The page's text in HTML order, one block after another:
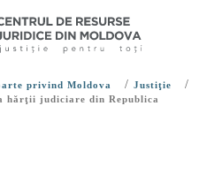
privind Moldova / Justiţie /
hărţii judiciare din Republica